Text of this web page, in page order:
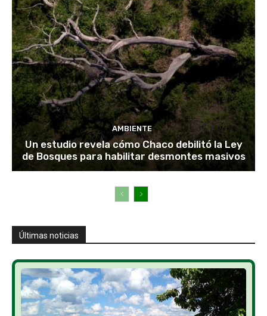
AMBIENTE
Un estudio revela cómo Chaco debilitó la Ley
de Bosques para habilitar desmontes masivos
Últimas noticias